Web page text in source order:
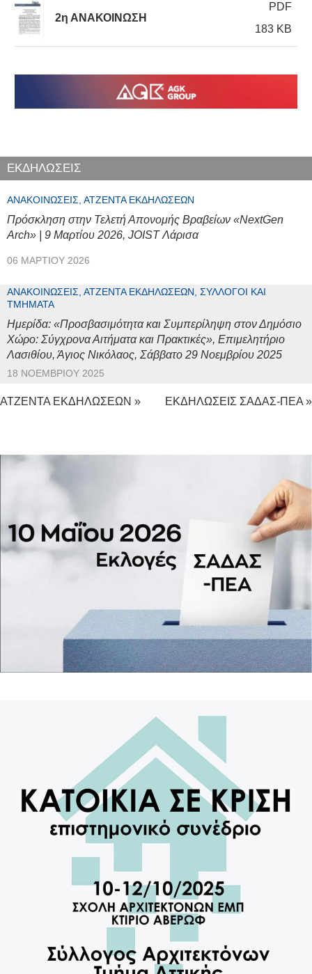
2η ΑΝΑΚΟΙΝΩΣΗ
PDF
183 KB
ΕΚΔΗΛΩΣΕΙΣ
ΑΝΑΚΟΙΝΏΣΕΙΣ, ΑΤΖΈΝΤΑ ΕΚΔΗΛΏΣΕΩΝ
Πρόσκληση στην Τελετή Απονομής Βραβείων «NextGen
Arch» | 9 Μαρτίου 2026, JOIST Λάρισα
06 ΜΑΡΤΊΟΥ 2026
ΑΝΑΚΟΙΝΏΣΕΙΣ, ΑΤΖΈΝΤΑ ΕΚΔΗΛΏΣΕΩΝ, ΣΎΛΛΟΓΟΙ ΚΑΙ
ΤΜΉΜΑΤΑ
Ημερίδα: «Προσβασιμότητα και Συμπερίληψη στον Δημόσιο
Χώρο: Σύγχρονα Αιτήματα και Πρακτικές», Επιμελητήριο
Λασιθίου, Άγιος Νικόλαος, Σάββατο 29 Νοεμβρίου 2025
18 ΝΟΕΜΒΡΊΟΥ 2025
ΑΤΖΕΝΤΑ ΕΚΔΗΛΩΣΕΩΝ » ΕΚΔΗΛΩΣΕΙΣ ΣΑΔΑΣ-ΠΕΑ »